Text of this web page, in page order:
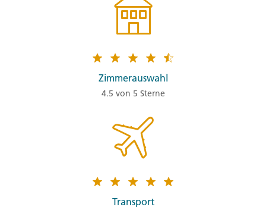
Zimmerauswahl
4.5 von 5 Sterne
Transport